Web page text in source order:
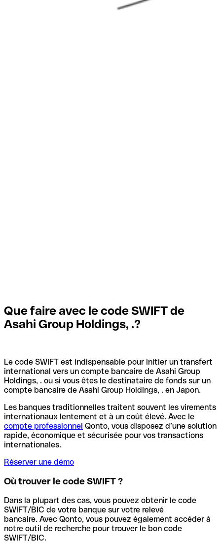
Que faire avec le code SWIFT de
Asahi Group Holdings, .?
Le code SWIFT est indispensable pour initier un transfert
international vers un compte bancaire de Asahi Group
Holdings, . ou si vous êtes le destinataire de fonds sur un
compte bancaire de Asahi Group Holdings, . en Japon.
Les banques traditionnelles traitent souvent les virements
internationaux lentement et à un coût élevé. Avec le
compte professionnel Qonto, vous disposez d’une solution
rapide, économique et sécurisée pour vos transactions
internationales.
Réserver une démo
Où trouver le code SWIFT ?
Dans la plupart des cas, vous pouvez obtenir le code
SWIFT/BIC de votre banque sur votre relevé
bancaire. Avec Qonto, vous pouvez également accéder à
notre outil de recherche pour trouver le bon code
SWIFT/BIC.